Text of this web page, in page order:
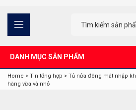
DANH MỤC SẢN PHẨM
Home > Tin tổng hợp > Tủ nửa đông mát nhập
hàng vừa và nhỏ